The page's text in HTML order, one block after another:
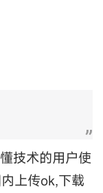
技术的用户使
上传ok,下载